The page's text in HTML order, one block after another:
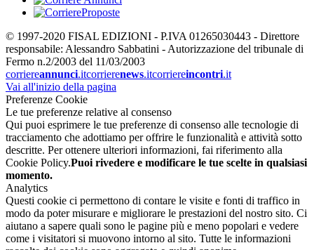
© 1997-2020 FISAL EDIZIONI - P.IVA 01265030443 - Direttore
responsabile: Alessandro Sabbatini - Autorizzazione del tribunale di
Fermo n.2/2003 del 11/03/2003
corriereannunci.itcorrierenews.itcorriereincontri.it
Vai all'inizio della pagina
Preferenze Cookie
Le tue preferenze relative al consenso
Qui puoi esprimere le tue preferenze di consenso alle tecnologie di
tracciamento che adottiamo per offrire le funzionalità e attività sotto
descritte. Per ottenere ulteriori informazioni, fai riferimento alla
Cookie Policy.Puoi rivedere e modificare le tue scelte in qualsiasi
momento.
Analytics
Questi cookie ci permettono di contare le visite e fonti di traffico in
modo da poter misurare e migliorare le prestazioni del nostro sito. Ci
aiutano a sapere quali sono le pagine più e meno popolari e vedere
come i visitatori si muovono intorno al sito. Tutte le informazioni